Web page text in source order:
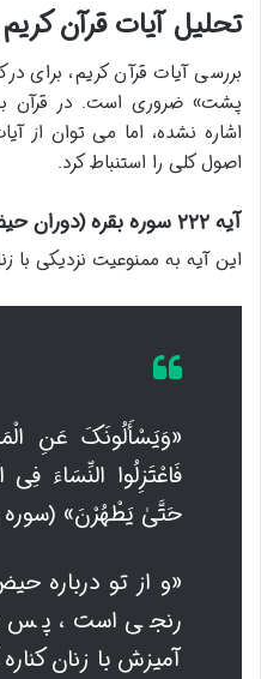
تحلیل آیات قرآن
بررسی آیات قرآن کریم، برای
پشت» ضروری است. در قرآن
اشاره نشده، اما می توان از
اصول کلی را استنباط کرد.
آیه ۲۲۲ سوره بقره (دوران حیض)
این آیه به ممنوعیت نزدیکی با
«وَیَسْأَلُونَکَ عَنِ
فَاعْتَزِلُوا النِّسَاءَ
حَتَّیٰ یَطْهُرْنَ» (سوره
«و از تو درباره
رنجی است، پس
آمیزش با زنان